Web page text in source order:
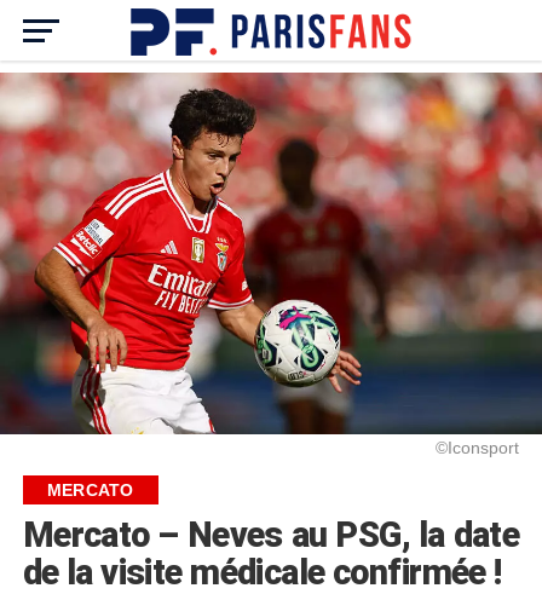
©Iconsport
MERCATO
Mercato – Neves au PSG, la date
de la visite médicale confirmée !